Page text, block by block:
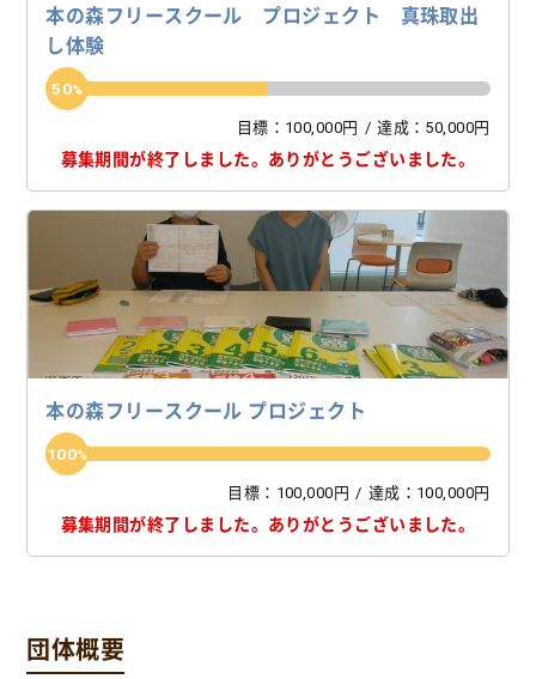
本の森フリースクール プロジェクト 真珠取出
し体験
50
目標：100,000円 達成：50,000円
募集期間が終了しました。 ありがとうございました。
本の森フリースクール プロジェクト
100
目標：100,000円 達成：100,000円
募集期間が終了しました。 ありがとうございました。
団体概要